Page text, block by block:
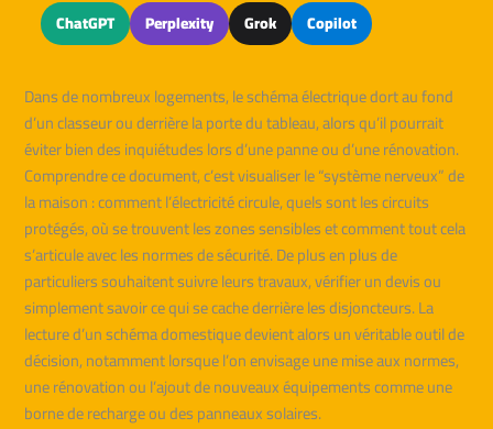
ChatGPT Perplexity Grok Copilot
Dans de nombreux logements, le schéma électrique dort au fond
d’un classeur ou derrière la porte du tableau, alors qu’il pourrait
éviter bien des inquiétudes lors d’une panne ou d’une rénovation.
Comprendre ce document, c’est visualiser le “système nerveux” de
la maison : comment l’électricité circule, quels sont les circuits
protégés, où se trouvent les zones sensibles et comment tout cela
s’articule avec les normes de sécurité. De plus en plus de
particuliers souhaitent suivre leurs travaux, vérifier un devis ou
simplement savoir ce qui se cache derrière les disjoncteurs. La
lecture d’un schéma domestique devient alors un véritable outil de
décision, notamment lorsque l’on envisage une mise aux normes,
une rénovation ou l’ajout de nouveaux équipements comme une
borne de recharge ou des panneaux solaires.